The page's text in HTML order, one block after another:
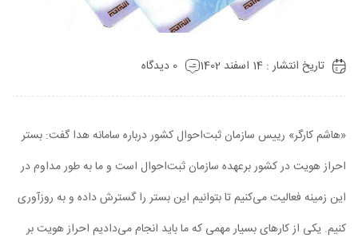
تاریخ انتشار : 14 اسفند 1402 0 دیدگاه
«هاشم کارگر» رییس سازمان ثبت‌احوال کشور درباره سامانه هدا گفت: بستر
احراز هویت در کشور برعهده سازمان ثبت‌احوال است و ما به طور مداوم در
این زمینه فعالیت می‌کنیم تا بتوانیم این بستر را گسترش داده و به روزآوری
کنیم. یکی از کارهای بسیار مهمی که ما باید انجام می‌دادیم احراز هویت بر